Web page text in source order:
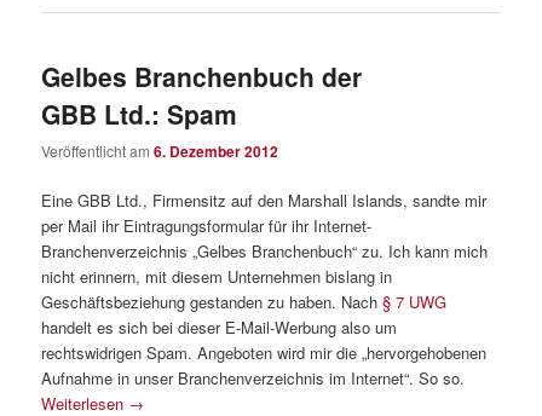
Gelbes Branchenbuch der
GBB Ltd.: Spam
Veröffentlicht am6. Dezember 2012
Eine GBB Ltd., Firmensitz auf den Marshall Islands, sandte mir
per Mail ihr Eintragungsformular für ihr Internet-
Branchenverzeichnis „Gelbes Branchenbuch“ zu. Ich kann mich
nicht erinnern, mit diesem Unternehmen bislang in
Geschäftsbeziehung gestanden zu haben. Nach§ 7 UWG
handelt es sich bei dieser E-Mail-Werbung also um
rechtswidrigen Spam. Angeboten wird mir die „hervorgehobenen
Aufnahme in unser Branchenverzeichnis im Internet“. So so.
Weiterlesen →